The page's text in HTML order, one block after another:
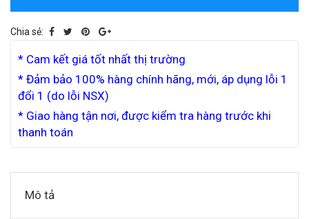
Chia sẻ:
* Cam kết giá tốt nhất thị trường
* Đảm bảo 100% hàng chính hãng, mới, áp dụng lỗi 1
đổi 1 (do lỗi NSX)
* Giao hàng tận nơi, được kiểm tra hàng trước khi
thanh toán
Mô tả